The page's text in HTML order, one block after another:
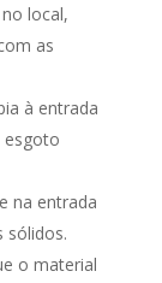
local,
as
à entrada
esgoto
na entrada
sólidos.
o material